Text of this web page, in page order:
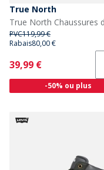
True North
PVC119,99 €
Rabais80,00 €
Current
39,99 €
-50% ou plus